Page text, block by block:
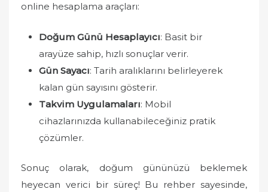
online hesaplama araçları:
Doğum Günü Hesaplayıcı: Basit bir
arayüze sahip, hızlı sonuçlar verir.
Gün Sayacı: Tarih aralıklarını belirleyerek
kalan gün sayısını gösterir.
Takvim Uygulamaları: Mobil
cihazlarınızda kullanabileceğiniz pratik
çözümler.
Sonuç olarak, doğum gününüzü beklemek
heyecan verici bir süreç! Bu rehber sayesinde,